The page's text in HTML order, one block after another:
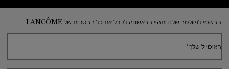
הרשמי לניוזלטר שלנו ותהיי הראשונה לקבל את כל ההטבות של LANCÔME
האימייל שלך*